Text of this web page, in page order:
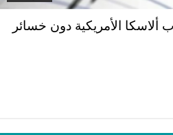
يضرب ألاسكا الأمريكية دون خسائر